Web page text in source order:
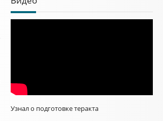
Узнал о подготовке теракта